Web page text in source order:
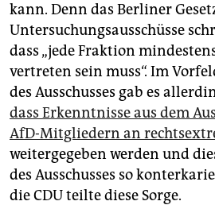
kann. Denn das Berliner
Untersuchungsausschüsse
dass „jede Fraktion
vertreten sein muss“. Im
des Ausschusses gab es
dass Erkenntnisse aus dem
AfD-Mitgliedern an
weitergegeben werden und
des Ausschusses so
die CDU teilte diese Sorge.